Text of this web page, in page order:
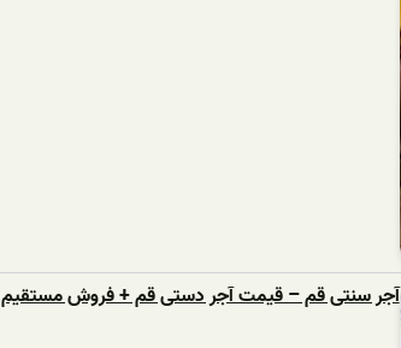
آجر سنتی قم – قیمت آجر دستی قم + فروش مستقیم